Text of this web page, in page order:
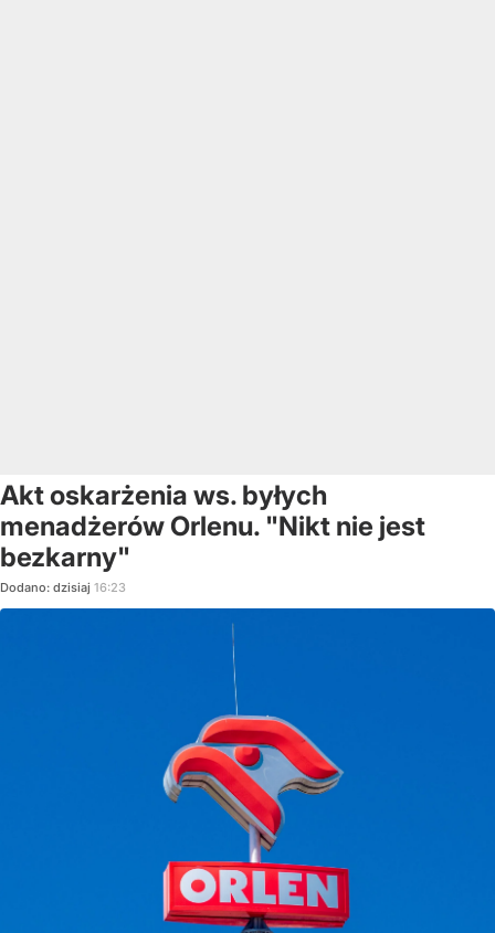
Akt oskarżenia ws. byłych
menadżerów Orlenu. "Nikt nie jest
bezkarny"
Dodano: dzisiaj 16:23